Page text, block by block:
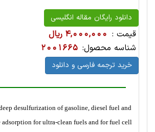
دانلود رایگان مقاله انگلیسی
قیمت : 4,000,000 ریال
شناسه محصول: 2001665
خرید ترجمه فارسی و دانلود
desulfurization of gasoline, diesel fuel and
for ultra-clean fuels and for fuel cell